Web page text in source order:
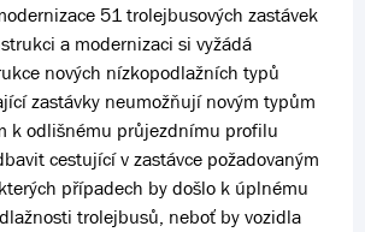
51 trolejbusových zastávek
a modernizaci si vyžádá
nových nízkopodlažních typů
zastávky neumožňují novým typům
k odlišnému průjezdnímu profilu
cestující v zastávce požadovaným
případech by došlo k úplnému
trolejbusů, neboť by vozidla